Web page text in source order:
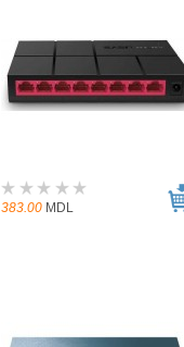
383.00 MDL